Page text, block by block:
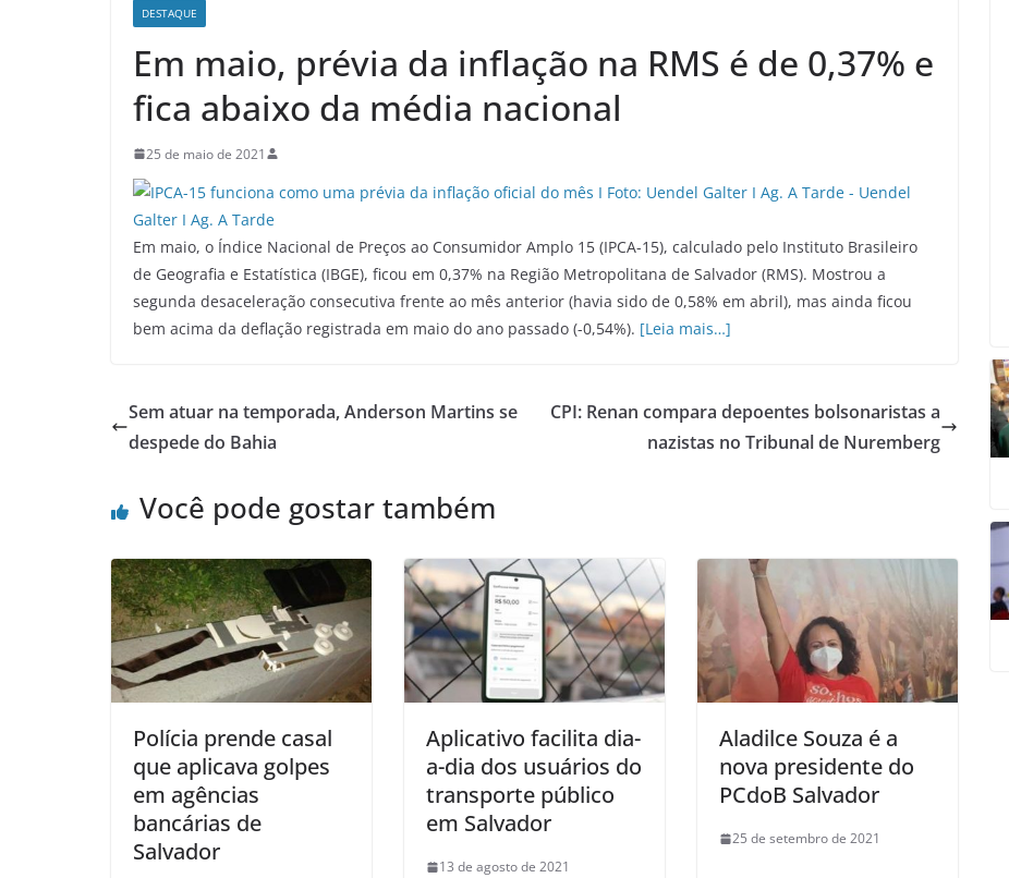
DESTAQUE
Em maio, prévia da inflação na RMS é de 0,37% e
fica abaixo da média nacional
25 de maio de 2021
Em maio, o Índice Nacional de Preços ao Consumidor Amplo 15 (IPCA-15), calculado pelo Instituto Brasileiro
de Geografia e Estatística (IBGE), ficou em 0,37% na Região Metropolitana de Salvador (RMS). Mostrou a
segunda desaceleração consecutiva frente ao mês anterior (havia sido de 0,58% em abril), mas ainda ficou
bem acima da deflação registrada em maio do ano passado (-0,54%). [Leia mais…]
Sem atuar na temporada, Anderson Martins se
despede do Bahia
CPI: Renan compara depoentes bolsonaristas a
nazistas no Tribunal de Nuremberg
Você pode gostar também
Polícia prende casal
que aplicava golpes
em agências
bancárias de
Salvador
Aplicativo facilita dia-
a-dia dos usuários do
transporte público
em Salvador
13 de agosto de 2021
Aladilce Souza é a
nova presidente do
PCdoB Salvador
25 de setembro de 2021